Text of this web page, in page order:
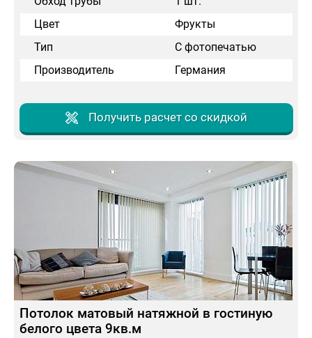
Цвет
Фрукты
Тип
С фотопечатью
Производитель
Германия
Получить расчет со скидкой
Потолок матовый натяжной в гостиную
белого цвета 9кв.м